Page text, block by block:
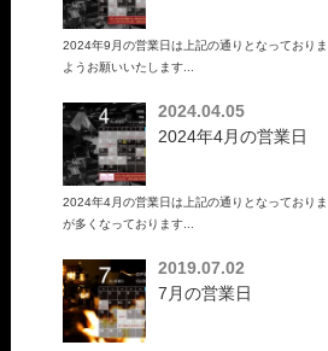
2024年9月の営業日は上記の通りとなっており
ようお願いいたします...
2024.04.05
2024年4月の営業日
2024年4月の営業日は上記の通りとなっており
が多くなっております...
2019.07.02
7月の営業日